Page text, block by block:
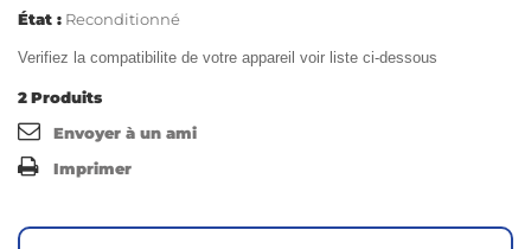
État : Reconditionné
Verifiez la compatibilite de votre appareil voir liste ci-dessous
2Produits
Envoyer à un ami
Imprimer